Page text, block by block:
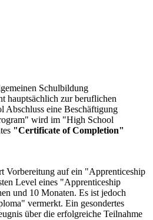
Schulbildung
hauptsächlich zur beruflichen
Abschluss eine Beschäftigung
wird im "High School
"Certificate of Completion"
Vorbereitung auf ein "Apprenticeship
Level eines "Apprenticeship
und 10 Monaten. Es ist jedoch
vermerkt. Ein gesondertes
über die erfolgreiche Teilnahme